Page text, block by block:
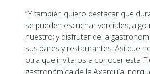
“Y también quiero destacar que
se pueden escuchar verdiales, algo
nuestro; y disfrutar de la
sus bares y restaurantes. Así que
otra que invitaros a conocer esta
gastronómica de la Axarquía,